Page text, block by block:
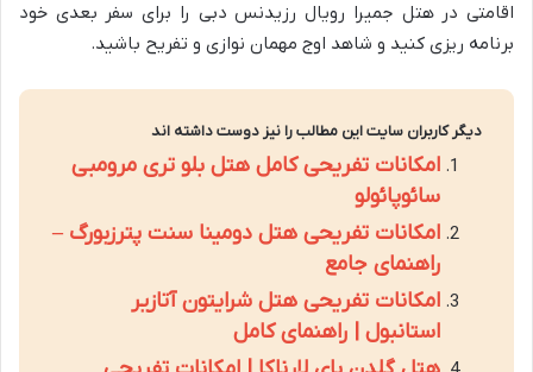
اقامتی در هتل جمیرا رویال رزیدنس دبی را برای سفر بعدی خود
برنامه ریزی کنید و شاهد اوج مهمان نوازی و تفریح باشید.
دیگر کاربران سایت این مطالب را نیز دوست داشته اند
امکانات تفریحی کامل هتل بلو تری مرومبی
سائوپائولو
امکانات تفریحی هتل دومینا سنت پترزبورگ –
راهنمای جامع
امکانات تفریحی هتل شرایتون آتازیر
استانبول | راهنمای کامل